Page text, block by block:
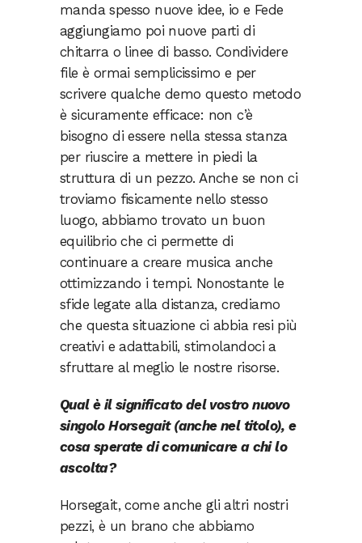
manda spesso nuove idee, io e Fede
aggiungiamo poi nuove parti di
chitarra o linee di basso. Condividere
file è ormai semplicissimo e per
scrivere qualche demo questo metodo
è sicuramente efficace: non c’è
bisogno di essere nella stessa stanza
per riuscire a mettere in piedi la
struttura di un pezzo. Anche se non ci
troviamo fisicamente nello stesso
luogo, abbiamo trovato un buon
equilibrio che ci permette di
continuare a creare musica anche
ottimizzando i tempi. Nonostante le
sfide legate alla distanza, crediamo
che questa situazione ci abbia resi più
creativi e adattabili, stimolandoci a
sfruttare al meglio le nostre risorse.
Qual è il significato del vostro nuovo
singolo Horsegait (anche nel titolo), e
cosa sperate dicomunicare a chi lo
ascolta?
Horsegait, come anche gli altri nostri
pezzi, è un brano che abbiamo